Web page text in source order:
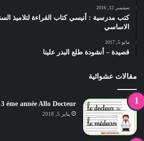
سبتمبر 12, 2016
كتب مدرسية : أنيسي كتاب القراءة لتلاميذ
الاساسي
مايو 5, 2017
قصيدة – أنشودة طلع البدر علينا
مقالات عشوائية
éme année Allo Docteur
يناير 5, 2018